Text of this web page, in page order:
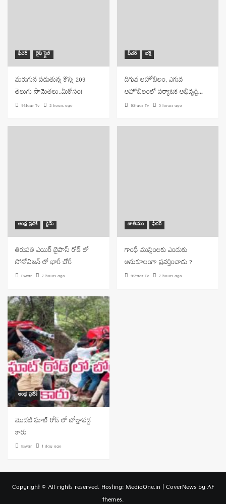
ఫీచర్ లైఫ్ స్టైల్
మరుగున పడుతున్న కొన్ని 209
తెలుగు సామెతలు..మీకోసం!
9Staar Tv 2 hours ago
ఫీచర్ భక్తి
దిగువ అహోబిలం, ఎగువ
అహోబిలంలో పర్యాటక అభివృద్ధి…
9Staar Tv 5 hours ago
ఆంధ్ర ప్రదేశ్ క్రైమ్
తిరుపతి ఎయిర్ బైపాస్ రోడ్ లో
సోనోవిజన్ లో భారీ చోరీ
Eswar 7 hours ago
జాతీయం ఫీచర్
గాంధీ ముస్లింలకు ఎందుకు
అనుకూలంగా ప్రవర్తించాడు ?
9Staar Tv 7 hours ago
ఆంధ్ర ప్రదేశ్
మొదటి ఘాట్ రోడ్ లో బోల్తాపడ్డ
కారు
Eswar 1 day ago
Copyright © All rights reserved. Hosting: MediaOne.in |CoverNews by AF
themes.